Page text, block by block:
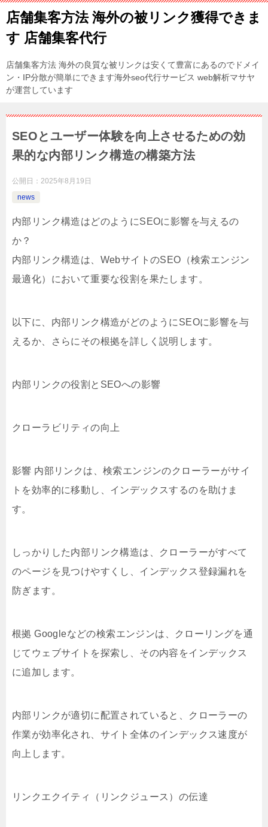
店舗集客方法 海外の被リンク獲得できま
す 店舗集客代行
店舗集客方法 海外の良質な被リンクは安くて豊富にあるのでドメイ
ン・IP分散が簡単にできます海外seo代行サービス web解析マサヤ
が運営しています
SEOとユーザー体験を向上させるための効
果的な内部リンク構造の構築方法
公開日： 2025年8月19日
news
内部リンク構造はどのようにSEOに影響を与えるの
か？
内部リンク構造は、WebサイトのSEO（検索エンジン
最適化）において重要な役割を果たします。
以下に、内部リンク構造がどのようにSEOに影響を与
えるか、さらにその根拠を詳しく説明します。
内部リンクの役割とSEOへの影響
クローラビリティの向上
影響 内部リンクは、検索エンジンのクローラーがサイ
トを効率的に移動し、インデックスするのを助けま
す。
しっかりした内部リンク構造は、クローラーがすべて
のページを見つけやすくし、インデックス登録漏れを
防ぎます。
根拠 Googleなどの検索エンジンは、クローリングを通
じてウェブサイトを探索し、その内容をインデックス
に追加します。
内部リンクが適切に配置されていると、クローラーの
作業が効率化され、サイト全体のインデックス速度が
向上します。
リンクエクイティ（リンクジュース）の伝達